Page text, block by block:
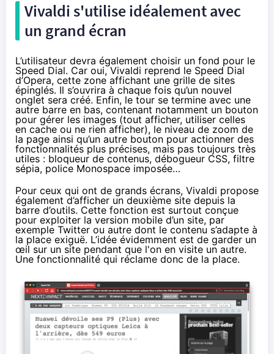
Vivaldi s'utilise idéalement avec
un grand écran
L’utilisateur devra également choisir un fond pour le
Speed Dial. Car oui, Vivaldi reprend le Speed Dial
d’Opera, cette zone affichant une grille de sites
épinglés. Il s’ouvrira à chaque fois qu’un nouvel
onglet sera créé. Enfin, le tour se termine avec une
autre barre en bas, contenant notamment un bouton
pour gérer les images (tout afficher, utiliser celles
en cache ou ne rien afficher), le niveau de zoom de
la page ainsi qu’un autre bouton pour actionner des
fonctionnalités plus précises, mais pas toujours très
utiles : bloqueur de contenus, débogueur CSS, filtre
sépia, police Monospace imposée…
Pour ceux qui ont de grands écrans, Vivaldi propose
également d’afficher un deuxième site depuis la
barre d’outils. Cette fonction est surtout conçue
pour exploiter la version mobile d’un site, par
exemple Twitter ou autre dont le contenu s’adapte à
la place exiguë. L’idée évidemment est de garder un
œil sur un site pendant que l'on en visite un autre.
Une fonctionnalité qui réclame donc de la place.